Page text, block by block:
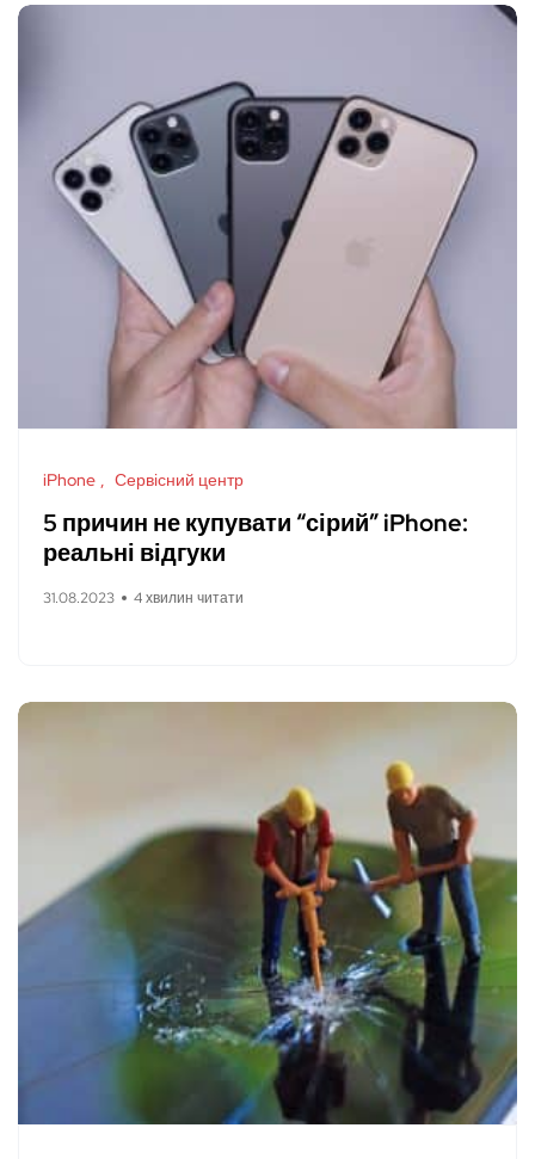
iPhone Сервісний центр
5 причин не купувати “сірий” iPhone:
реальні відгуки
31.08.2023 4 хвилин читати